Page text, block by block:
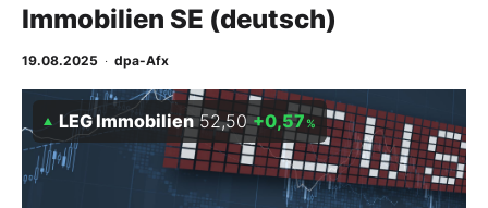
Finanz-Check
Abo & Shop
BO-Musterdepots
Immobilien SE (deutsch)
19.08.2025 · dpa-Afx
LEG Immobilien 52,50 +0,57%